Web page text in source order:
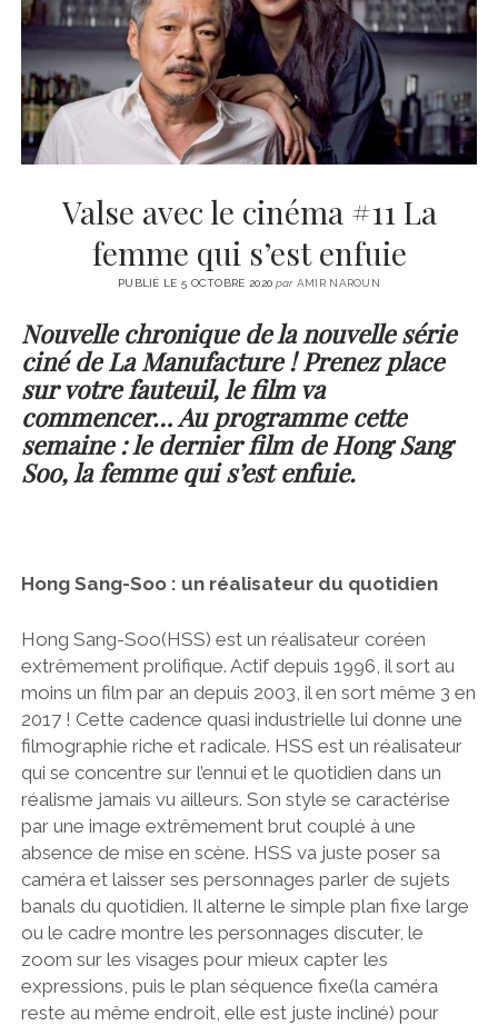
CINÉMA
LITTÉRATURE
ÉCONOMIE
MÉDIAS
SANTÉ
instagram
emailemail-
form
Valse avec le cinéma #11 La
femme qui s’est enfuie
PUBLIÉ LE 5 OCTOBRE 2020parAMIR NAROUN
Nouvelle chronique de la nouvelle série
ciné de La Manufacture ! Prenez place
sur votre fauteuil, le film va
commencer… Au programme cette
semaine : le dernier film de Hong Sang
Soo, la femme qui s’est enfuie.
Hong Sang-Soo : un réalisateur du quotidien
Hong Sang-Soo(HSS) est un réalisateur coréen
extrêmement prolifique. Actif depuis 1996, il sort au
moins un film par an depuis 2003, il en sort même 3 en
2017 ! Cette cadence quasi industrielle lui donne une
filmographie riche et radicale. HSS est un réalisateur
qui se concentre sur l’ennui et le quotidien dans un
réalisme jamais vu ailleurs. Son style se caractérise
par une image extrêmement brut couplé à une
absence de mise en scène. HSS va juste poser sa
caméra et laisser ses personnages parler de sujets
banals du quotidien. Il alterne le simple plan fixe large
ou le cadre montre les personnages discuter, le
zoom sur les visages pour mieux capter les
expressions, puis le plan séquence fixe(la caméra
reste au même endroit, elle est juste incliné) pour